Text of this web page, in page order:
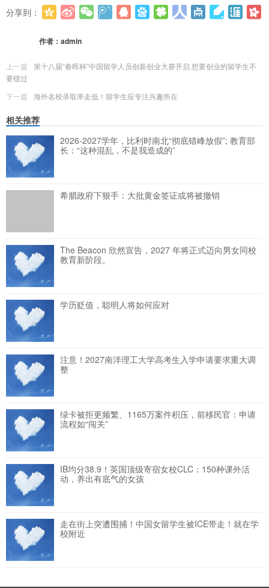
分享到：
作者： admin
上一篇
第十八届“春晖杯”中国留学人员创新创业大赛开启 想要创业的留学生不
要错过
下一篇
海外名校录取率走低！留学生应专注兴趣所在
相关推荐
2026-2027学年，比利时南北“彻底错峰放假”; 教育部
长：“这种混乱，不是我造成的”
希腊政府下狠手：大批黄金签证或将被撤销
The Beacon 欣然宣告，2027 年将正式迈向男女同校
教育新阶段。
学历贬值，聪明人将如何应对
注意！2027南洋理工大学高考生入学申请要求重大调
整
绿卡被拒更频繁、1165万案件积压，前移民官：申请
流程如“闯关”
IB均分38.9！英国顶级寄宿女校CLC：150种课外活
动，养出有底气的女孩
走在街上突遭围捕！中国女留学生被ICE带走！就在学
校附近